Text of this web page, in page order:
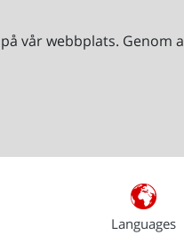
vår webbplats. Genom
Languages